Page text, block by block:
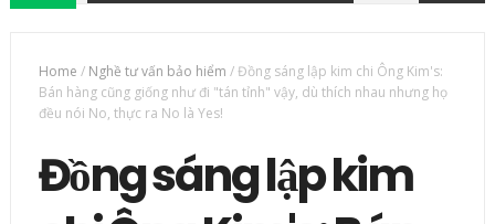
Home / Nghề tư vấn bảo hiểm /Đồng sáng lập kim chi Ông Kim's:
Bán hàng cũng giống như đi "tán tỉnh" vậy, dù thích nhau nhưng họ
đều nói No, thực ra No là Yes!
Đồng sáng lập kim